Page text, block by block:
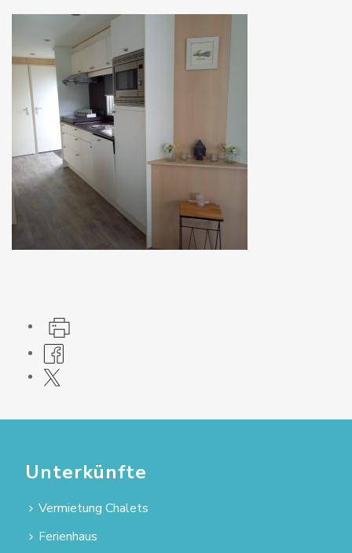
Unterkünfte
Vermietung Chalets
Ferienhaus